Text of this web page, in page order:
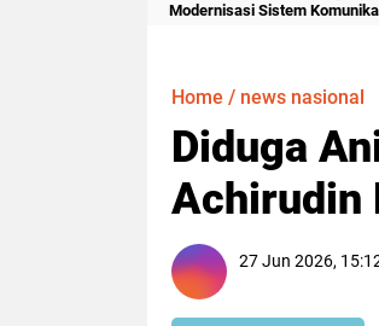
Modernisasi Sistem
Home / news nasional
Diduga
Achirudin
27 Jun 2026,